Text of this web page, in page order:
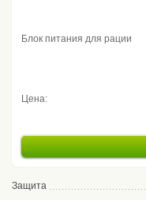
Блок питания для рации
Цена:
Защита